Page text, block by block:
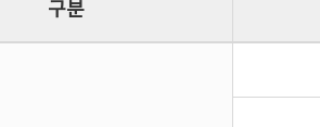
구분